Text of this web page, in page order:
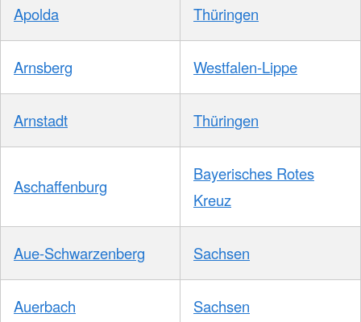
Apolda Thüringen
Arnsberg Westfalen-Lippe
Arnstadt Thüringen
Aschaffenburg
Bayerisches Rotes
Kreuz
Aue-Schwarzenberg Sachsen
Auerbach Sachsen